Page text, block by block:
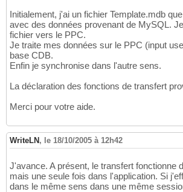
Initialement, j'ai un fichier Template.mdb
avec des données provenant de MySQL.
fichier vers le PPC.
Je traite mes données sur le PPC (input
base CDB.
Enfin je synchronise dans l'autre sens.
La déclaration des fonctions de transfert
Merci pour votre aide.
WriteLN , le 18/10/2005 à 12h42
J'avance. A présent, le transfert fonctionne
mais une seule fois dans l'application. Si
dans le même sens dans une même